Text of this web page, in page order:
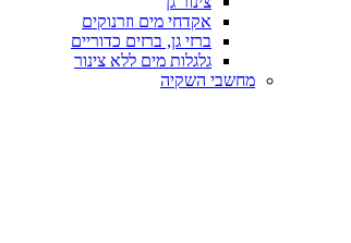
אקדחי מים וזרנוקים
ברזי גן, ברזים כדוריים
גלגלות מים ללא צינור
מחשבי השקיה